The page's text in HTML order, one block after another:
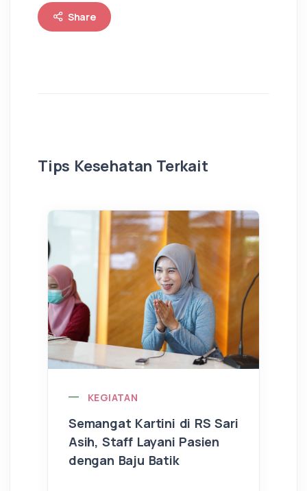
Share
Tips Kesehatan Terkait
KEGIATAN
Semangat Kartini di RS Sari
Asih, Staff Layani Pasien
dengan Baju Batik